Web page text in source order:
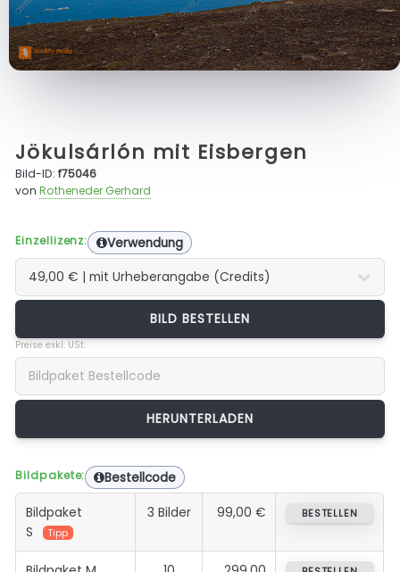
Jökulsárlón mit Eisbergen
Bild-ID:f75046
vonRotheneder Gerhard
Einzellizenz: Verwendung
BILD BESTELLEN
Preise exkl. USt.
Bildpakete: Bestellcode
Bildpaket
S
Tipp
3 Bilder 99,00 € BESTELLEN